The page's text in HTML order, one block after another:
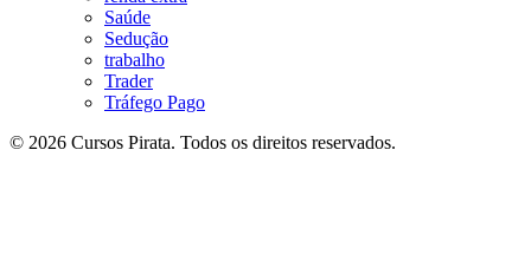
Saúde
Sedução
trabalho
Trader
Tráfego Pago
© 2026 Cursos Pirata. Todos os direitos reservados.